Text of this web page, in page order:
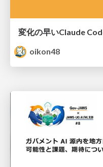
変化の早いClaude
oikon48